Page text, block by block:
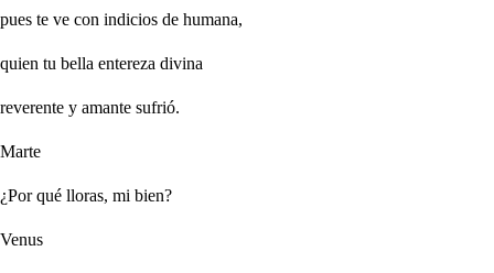
pues te ve con indicios de humana,
quien tu bella entereza divina
reverente y amante sufrió.
Marte
¿Por qué lloras, mi bien?
Venus